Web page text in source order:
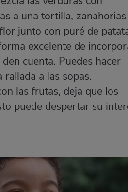
a una tortilla, zanahorias
junto con puré de
excelente de
cuenta. Puedes hacer
a las sopas.
las frutas, deja que los
puede despertar su